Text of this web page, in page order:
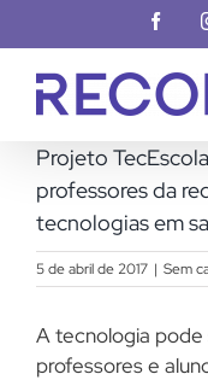
para
conteúdo
Projeto
professores da
tecnologias em
5 de abril de 2017 | Sem
A tecnologia pode
professores e